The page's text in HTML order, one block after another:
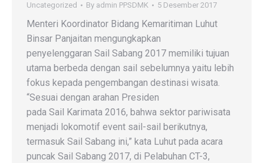
Uncategorized By admin PPSDMK 5 Desember 2017
Menteri Koordinator Bidang Kemaritiman Luhut
Binsar Panjaitan mengungkapkan
penyelenggaran Sail Sabang 2017 memiliki tujuan
utama berbeda dengan sail sebelumnya yaitu lebih
fokus kepada pengembangan destinasi wisata.
“Sesuai dengan arahan Presiden
pada Sail Karimata 2016, bahwa sektor pariwisata
menjadi lokomotif event sail-sail berikutnya,
termasuk Sail Sabang ini,” kata Luhut pada acara
puncak Sail Sabang 2017, di Pelabuhan CT-3,